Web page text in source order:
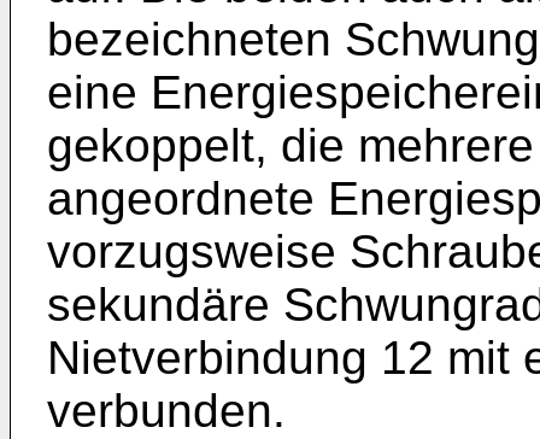
bezeichneten
eine
gekoppelt, die
angeordnete
vorzugsweise
sekundäre
Nietverbindung 12 mit
verbunden.